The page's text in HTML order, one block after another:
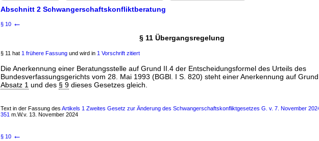
Abschnitt 2 Schwangerschaftskonfliktberatung
§ 10 ←
§ 11 Übergangsregelung
§ 11 hat 1 frühere Fassung und wird in 1 Vorschrift zitiert
Die Anerkennung einer Beratungsstelle auf Grund II.4 der Entscheidungsformel des Urteils des
Bundesverfassungsgerichts vom 28. Mai 1993 (BGBl. I S. 820) steht einer Anerkennung auf
Absatz 1 und des § 9 dieses Gesetzes gleich.
Text in der Fassung des Artikels 1 Zweites Gesetz zur Änderung des Schwangerschaftskonfliktgesetzes G. v. 7. November
351 m.W.v. 13. November 2024
§ 10 ←